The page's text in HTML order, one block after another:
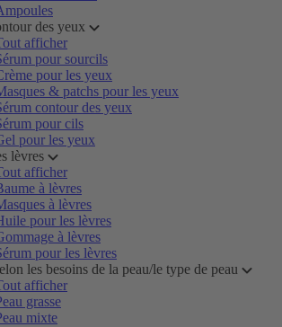
des yeux
afficher
pour sourcils
pour les yeux
& patchs pour les yeux
contour des yeux
pour cils
pour les yeux
lèvres
afficher
à lèvres
à lèvres
pour les lèvres
à lèvres
pour les lèvres
les besoins de la peau/le type de peau
afficher
grasse
mixte